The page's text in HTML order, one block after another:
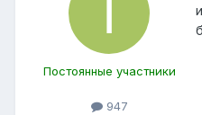
Постоянные участники
947